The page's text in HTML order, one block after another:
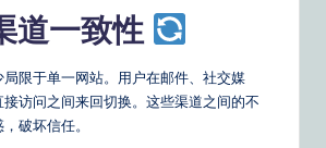
道一致性
限于单一网站。用户在邮件、社交媒
访问之间来回切换。这些渠道之间的不
破坏信任。